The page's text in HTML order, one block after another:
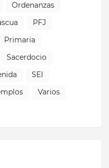
Ordenanzas
PFJ
Primaria
Sacerdocio
SEI
Varios